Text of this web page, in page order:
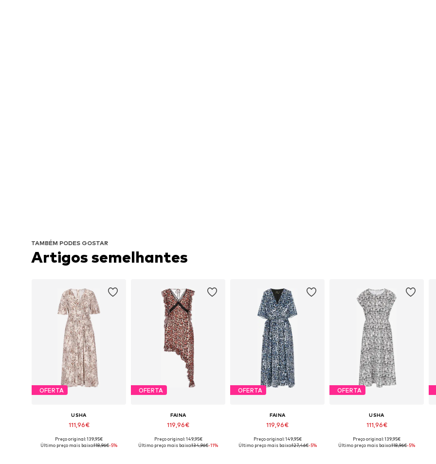
TAMBÉM PODES GOSTAR
Artigos semelhantes
OFERTA
USHA
111,96€
Preço original: 139,95€
Último preço mais baixo:118,96€-5%
OFERTA
FAINA
119,96€
Preço original: 149,95€
Último preço mais baixo:134,96€-11%
OFERTA
FAINA
119,96€
Preço original: 149,95€
Último preço mais baixo:127,46€-5%
OFERTA
USHA
111,96€
Preço original: 139,95€
Último preço mais baixo:118,96€-5%